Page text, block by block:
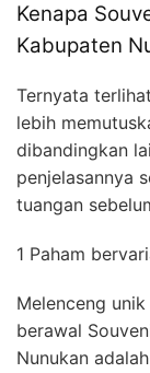
Kenapa
Kabupaten
Ternyata
lebih
dibandingkan
penjelasannya
tuangan
1 Paham
Melenceng
berawal
Nunukan